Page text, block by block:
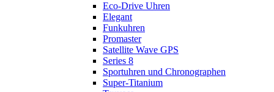
Eco-Drive Uhren
Elegant
Funkuhren
Promaster
Satellite Wave GPS
Series 8
Sportuhren und Chronographen
Super-Titanium